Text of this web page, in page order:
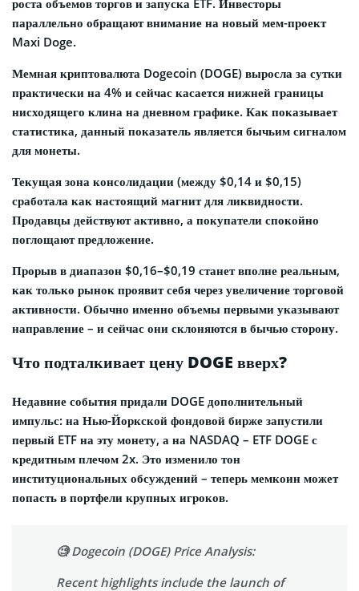
роста объемов торгов и запуска ETF. Инвесторы
параллельно обращают внимание на новый мем-проект
Maxi Doge.
Мемная криптовалюта Dogecoin (DOGE) выросла за сутки
практически на 4% и сейчас касается нижней границы
нисходящего клина на дневном графике. Как показывает
статистика, данный показатель является бычьим сигналом
для монеты.
Текущая зона консолидации (между $0,14 и $0,15)
сработала как настоящий магнит для ликвидности.
Продавцы действуют активно, а покупатели спокойно
поглощают предложение.
Прорыв в диапазон $0,16–$0,19 станет вполне реальным,
как только рынок проявит себя через увеличение торговой
активности. Обычно именно объемы первыми указывают
направление – и сейчас они склоняются в бычью сторону.
Что подталкивает цену DOGE вверх?
Недавние события придали DOGE дополнительный
импульс: на Нью-Йоркской фондовой бирже запустили
первый ETF на эту монету, а на NASDAQ – ETF DOGE с
кредитным плечом 2x. Это изменило тон
институциональных обсуждений – теперь мемкоин может
попасть в портфели крупных игроков.
🧐 Dogecoin (DOGE) Price Analysis:
Recent highlights include the launch of